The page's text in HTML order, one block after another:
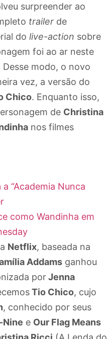
surpreender ao
trailer de
do live-action sobre
foi ao ar neste
modo, o novo
vez, a versão do
Chico. Enquanto isso,
de Christina
nos filmes
“Academia Nunca
como Wandinha em
Netflix, baseada na
Addams ganhou
porJenna
Tio Chico, cujo
, conhecido por seus
Nine e Our Flag Means